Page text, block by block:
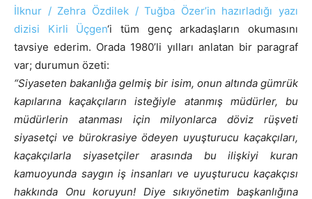
İlknur / Zehra Özdilek / Tuğba Özer’in hazırladığı yazı
dizisi Kirli Üçgen‘i tüm genç arkadaşların okumasını
tavsiye ederim. Orada 1980’li yılları anlatan bir paragraf
var; durumun özeti:
“Siyaseten bakanlığa gelmiş bir isim, onun altında gümrük
kapılarına kaçakçıların isteğiyle atanmış müdürler, bu
müdürlerin atanması için milyonlarca döviz rüşveti
siyasetçi ve bürokrasiye ödeyen uyuşturucu kaçakçıları,
kaçakçılarla siyasetçiler arasında bu ilişkiyi kuran
kamuoyunda saygın iş insanları ve uyuşturucu kaçakçısı
hakkında Onu koruyun! Diye sıkıyönetim başkanlığına